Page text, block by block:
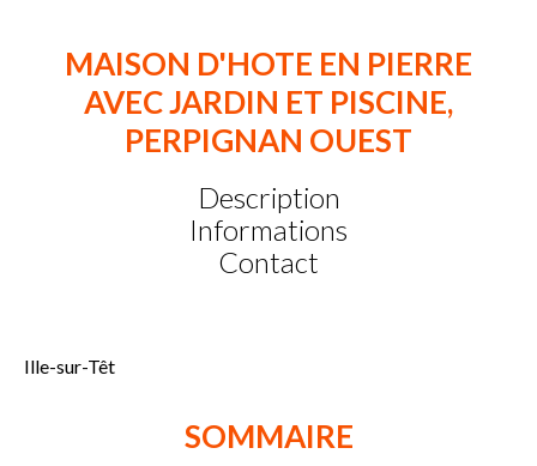
MAISON D'HOTE EN PIERRE
AVEC JARDIN ET PISCINE,
PERPIGNAN OUEST
Description
Informations
Contact
Ille-sur-Têt
SOMMAIRE